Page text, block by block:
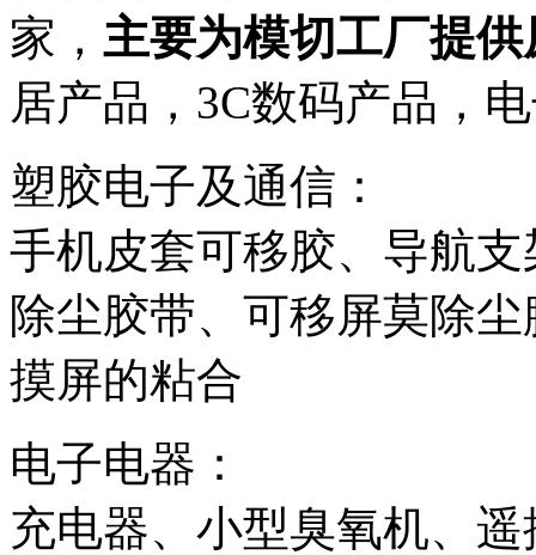
家， 主要为模切工厂提
居产品，3C数码产品，
塑胶电子及通信：
手机皮套可移胶、导航
除尘胶带、可移屏莫除
摸屏的粘合
电子电器：
充电器、小型臭氧机、